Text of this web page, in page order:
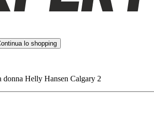
lo shopping
donna Helly Hansen Calgary 2